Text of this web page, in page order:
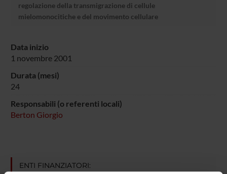
regolazione della transmigrazione di cellule
mielomonocitiche e del movimento cellulare
Data inizio
1 novembre 2001
Durata (mesi)
24
Responsabili (o referenti locali)
Berton Giorgio
ENTI FINANZIATORI: